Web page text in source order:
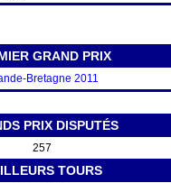
GRAND PRIX
Bretagne 2011
PRIX DISPUTÉS
257
TOURS